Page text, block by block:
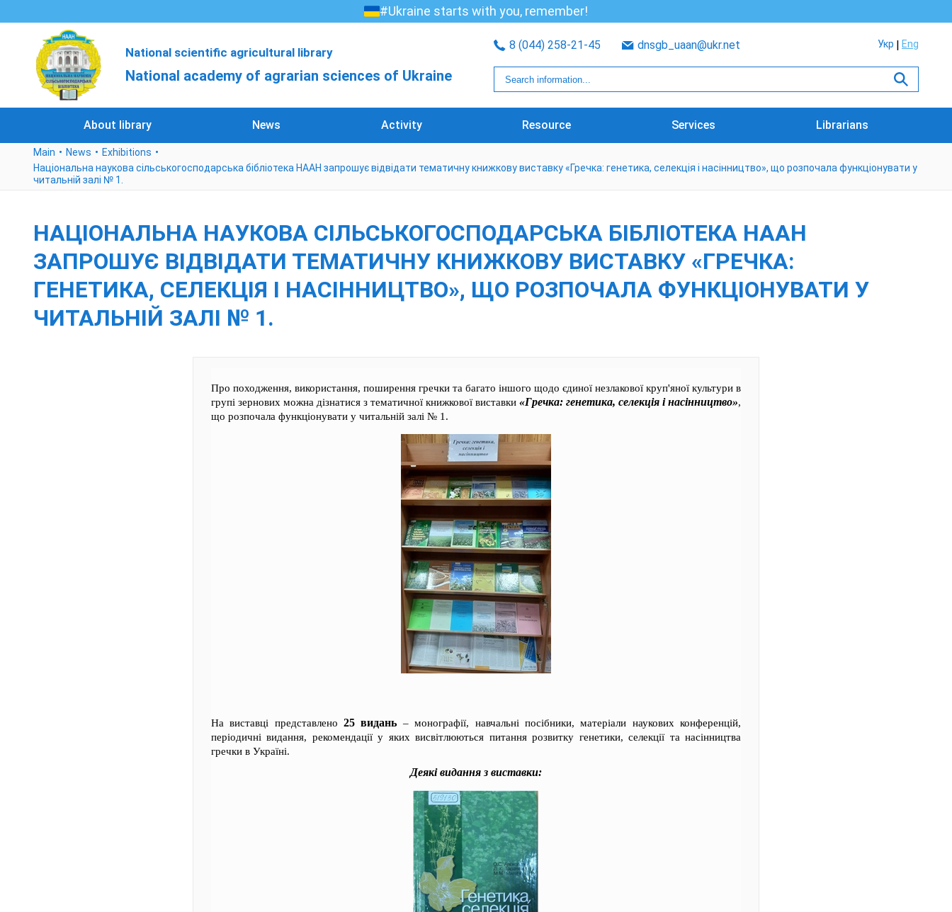
#Ukraine starts with you, remember!
National scientific agricultural library
National academy of agrarian sciences of Ukraine
8 (044) 258-21-45 dnsgb_uaan@ukr.net Укр Eng
About library News Activity Resource Services Librarians
Main News
Exhibitions
Національна наукова сільськогосподарська бібліотека НААН запрошує відвідати тематичну книжкову виставку «Гречка: генетика, селекція і насінництво», що розпочала функціонувати у
читальній залі № 1.
НАЦІОНАЛЬНА НАУКОВА СІЛЬСЬКОГОСПОДАРСЬКА БІБЛІОТЕКА НААН
ЗАПРОШУЄ ВІДВІДАТИ ТЕМАТИЧНУ КНИЖКОВУ ВИСТАВКУ «ГРЕЧКА:
ГЕНЕТИКА, СЕЛЕКЦІЯ І НАСІННИЦТВО», ЩО РОЗПОЧАЛА ФУНКЦІОНУВАТИ У
ЧИТАЛЬНІЙ ЗАЛІ № 1.
Про походження, використання, поширення гречки та багато іншого щодо єдиної незлакової круп'яної культури в
групі зернових можна дізнатися з тематичної книжкової виставки «Гречка: генетика, селекція і насінництво»,
що розпочала функціонувати у читальній залі № 1.
На виставці представлено25 видань – монографії, навчальні посібники, матеріали наукових конференцій,
періодичні видання, рекомендації у яких висвітлюються питання розвитку генетики, селекції та насінництва
гречки в Україні.
Деякі видання з виставки: